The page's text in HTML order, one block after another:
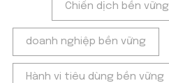
Chiến dịch bền vững
doanh nghiệp bền vững
Hành vi tiêu dùng bền vững